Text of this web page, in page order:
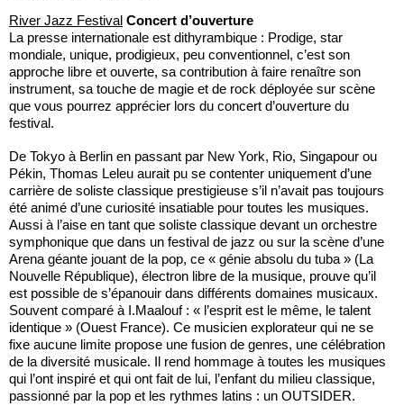
River Jazz Festival Concert d’ouverture
La presse internationale est dithyrambique : Prodige, star
mondiale, unique, prodigieux, peu conventionnel, c’est son
approche libre et ouverte, sa contribution à faire renaître son
instrument, sa touche de magie et de rock déployée sur scène
que vous pourrez apprécier lors du concert d’ouverture du
festival.
De Tokyo à Berlin en passant par New York, Rio, Singapour ou
Pékin, Thomas Leleu aurait pu se contenter uniquement d’une
carrière de soliste classique prestigieuse s’il n’avait pas toujours
été animé d’une curiosité insatiable pour toutes les musiques.
Aussi à l’aise en tant que soliste classique devant un orchestre
symphonique que dans un festival de jazz ou sur la scène d’une
Arena géante jouant de la pop, ce « génie absolu du tuba » (La
Nouvelle République), électron libre de la musique, prouve qu’il
est possible de s’épanouir dans différents domaines musicaux.
Souvent comparé à I.Maalouf : « l’esprit est le même, le talent
identique » (Ouest France). Ce musicien explorateur qui ne se
fixe aucune limite propose une fusion de genres, une célébration
de la diversité musicale. Il rend hommage à toutes les musiques
qui l’ont inspiré et qui ont fait de lui, l’enfant du milieu classique,
passionné par la pop et les rythmes latins : un OUTSIDER.